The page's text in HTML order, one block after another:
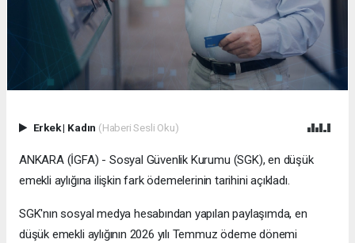
Erkek| Kadın (Haberi Sesli Oku)
ANKARA (İGFA) - Sosyal Güvenlik Kurumu (SGK), en düşük
emekli aylığına ilişkin fark ödemelerinin tarihini açıkladı.
SGK'nın sosyal medya hesabından yapılan paylaşımda, en
düşük emekli aylığının 2026 yılı Temmuz ödeme dönemi